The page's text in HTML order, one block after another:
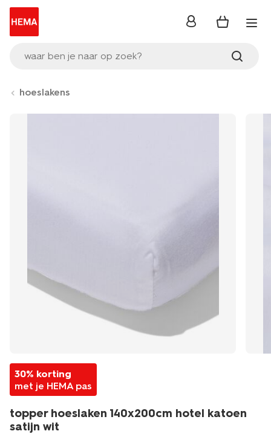
waar ben je naar op zoek?
inloggen
hoeslakens
30% korting
met je HEMA pas
topper hoeslaken 140x200cm hotel katoen
satijn wit